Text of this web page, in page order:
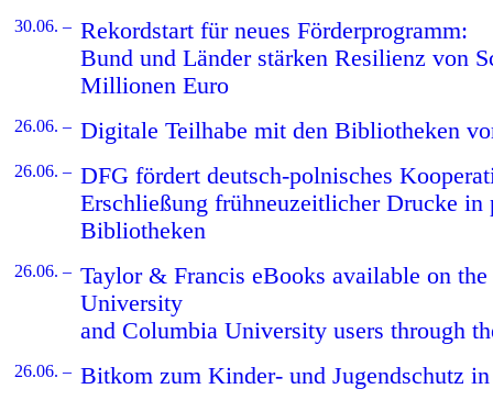
30.06. – Rekordstart für neues Förderprogramm:
Bund und Länder stärken Resilienz von
Millionen Euro
26.06. – Digitale Teilhabe mit den Bibliotheken
26.06. – DFG fördert deutsch-polnisches
Erschließung frühneuzeitlicher Drucke in
Bibliotheken
26.06. – Taylor & Francis eBooks available on
University
and Columbia University users through
26.06. – Bitkom zum Kinder- und Jugendschutz